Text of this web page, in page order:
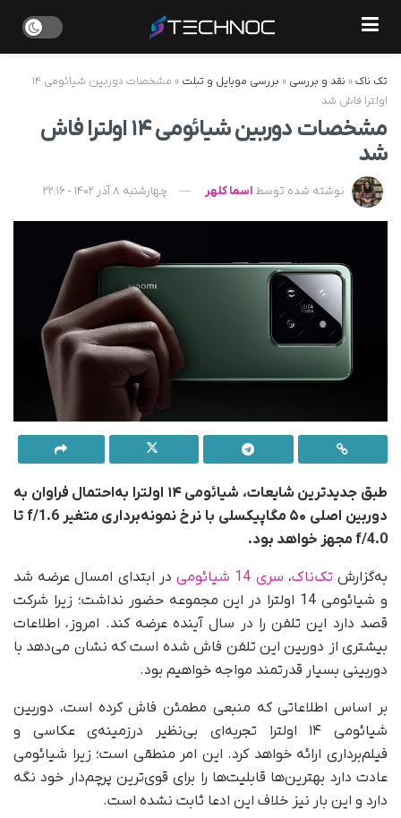
تک ناک» نقد و بررسی » بررسی موبایل و تبلت »
مشخصات دوربین شیائومی ۱۴
اولترا فاش شد
مشخصات دوربین شیائومی ۱۴ اولترا فاش
شد
نوشته شده توسط اسما کلهر چهارشنبه 8 آذر 1402 - 22:16
طبق جدیدترین شایعات، شیائومی ۱۴ اولترا به‌احتمال فراوان به
دوربین اصلی ۵۰ مگاپیکسلی با نرخ نمونه‌برداری متغیر f/1.6 تا
f/4.0 مجهز خواهد بود.
به‌گزارش تک‌ناک، سری 14 شیائومی
در ابتدای امسال عرضه شد
و شیائومی 14 اولترا در این مجموعه حضور نداشت؛ زیرا شرکت
قصد دارد این تلفن را در سال آینده عرضه کند. امروز، اطلاعات
بیشتری از دوربین این تلفن فاش شده است که نشان می‌دهد با
دوربینی بسیار قدرتمند مواجه خواهیم بود.
بر اساس اطلاعاتی که منبعی مطمئن فاش کرده است، دوربین
شیائومی ۱۴ اولترا تجربه‌ای بی‌نظیر درزمینه‌ی عکاسی و
فیلم‌برداری ارائه خواهد کرد. این امر منطقی است؛ زیرا شیائومی
عادت دارد بهترین‌ها قابلیت‌ها را برای قوی‌ترین پرچم‌دار خود نگه
دارد و این بار نیز خلاف این ادعا ثابت نشده است.